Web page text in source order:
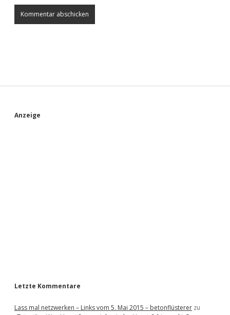
S
Anzeige
Letzte Kommentare
Lass mal netzwerken – Links vom 5. Mai 2015 – betonflüsterer zu